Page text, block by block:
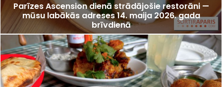
Parīzes Ascension dienā strādājošie restorāni —
mūsu labākās adreses 14. maija 2026. gada
brīvdienā